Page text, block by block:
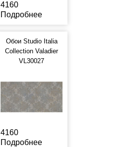
4160
Подробнее
Обои Studio Italia
Collection Valadier
VL30027
4160
Подробнее